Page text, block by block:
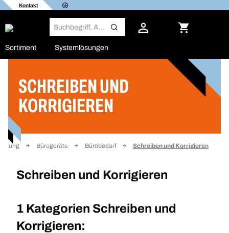
Kontakt
Sortiment Systemlösungen
SCHREIBEN UND
KORRIGIEREN
Bürogeräte Bürobedarf Schreiben und Korrigieren
Schreiben und Korrigieren
1 Kategorien Schreiben und
Korrigieren:
Filter